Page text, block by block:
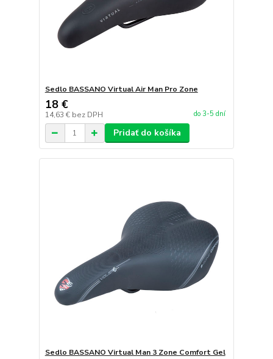
Sedlo BASSANO Virtual Air Man Pro Zone
18 €
14,63 € bez DPH do 3-5 dní
Pridať do košíka
Sedlo BASSANO Virtual Man 3 Zone Comfort Gel